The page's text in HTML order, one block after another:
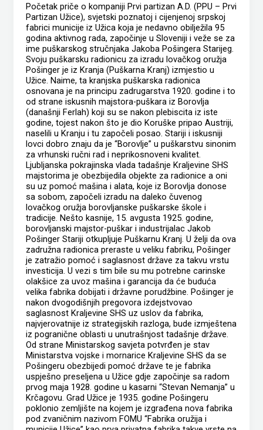
Početak priče o kompaniji Prvi partizan A.D. (PPU – Prvi
Partizan Užice), svjetski poznatoj i cijenjenoj srpskoj
fabrici municije iz Užica koja je nedavno obilježila 95
godina aktivnog rada, započinje u Sloveniji i veže se za
ime puškarskog stručnjaka Jakoba Pošingera Starijeg.
Svoju puškarsku radionicu za izradu lovačkog oružja
Pošinger je iz Kranja (Puškarna Kranj) izmjestio u
Užice. Naime, ta kranjska puškarska radionica
osnovana je na principu zadrugarstva 1920. godine i to
od strane iskusnih majstora-puškara iz Borovlja
(današnji Ferlah) koji su se nakon plebiscita iz iste
godine, tojest nakon što je dio Koruške pripao Austriji,
naselili u Kranju i tu započeli posao. Stariji i iskusniji
lovci dobro znaju da je “Borovlje” u puškarstvu sinonim
za vrhunski ručni rad i neprikosnoveni kvalitet.
Ljubljanska pokrajinska vlada tadašnje Kraljevine SHS
majstorima je obezbijedila objekte za radionice a oni
su uz pomoć mašina i alata, koje iz Borovlja donose
sa sobom, započeli izradu na daleko čuvenog
lovačkog oružja borovljanske puškarske škole i
tradicije. Nešto kasnije, 15. avgusta 1925. godine,
borovljanski majstor-puškar i industrijalac Jakob
Pošinger Stariji otkupljuje Puškarnu Kranj. U želji da ova
zadružna radionica preraste u veliku fabriku, Pošinger
je zatražio pomoć i saglasnost države za takvu vrstu
investicija. U vezi s tim bile su mu potrebne carinske
olakšice za uvoz mašina i garancija da će buduća
velika fabrika dobijati i državne porudžbine. Pošinger je
nakon dvogodišnjih pregovora izdejstvovao
saglasnost Kraljevine SHS uz uslov da fabrika,
najvjerovatnije iz strategijskih razloga, bude izmještena
iz pogranične oblasti u unutrašnjost tadašnje države.
Od strane Ministarskog savjeta potvrđen je stav
Ministarstva vojske i mornarice Kraljevine SHS da se
Pošingeru obezbijedi pomoć države te je fabrika
uspješno preseljena u Užice gdje započinje sa radom
prvog maja 1928. godine u kasarni “Stevan Nemanja” u
Krčagovu. Grad Užice je 1935. godine Pošingeru
poklonio zemljište na kojem je izgrađena nova fabrika
pod zvaničnim nazivom FOMU “Fabrika oružija i